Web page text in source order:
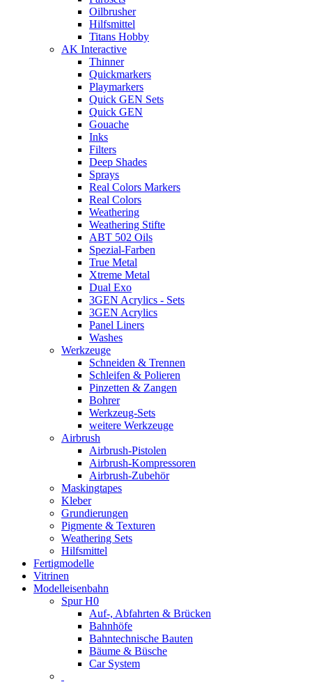
Oilbrusher
Hilfsmittel
Titans Hobby
AK Interactive
Thinner
Quickmarkers
Playmarkers
Quick GEN Sets
Quick GEN
Gouache
Inks
Filters
Deep Shades
Sprays
Real Colors Markers
Real Colors
Weathering
Weathering Stifte
ABT 502 Oils
Spezial-Farben
True Metal
Xtreme Metal
Dual Exo
3GEN Acrylics - Sets
3GEN Acrylics
Panel Liners
Washes
Werkzeuge
Schneiden & Trennen
Schleifen & Polieren
Pinzetten & Zangen
Bohrer
Werkzeug-Sets
weitere Werkzeuge
Airbrush
Airbrush-Pistolen
Airbrush-Kompressoren
Airbrush-Zubehör
Maskingtapes
Kleber
Grundierungen
Pigmente & Texturen
Weathering Sets
Hilfsmittel
Fertigmodelle
Vitrinen
Modelleisenbahn
Spur H0
Auf-, Abfahrten & Brücken
Bahnhöfe
Bahntechnische Bauten
Bäume & Büsche
Car System